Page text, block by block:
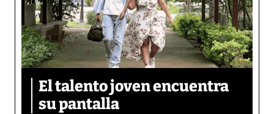
El talento joven encuentra
su pantalla​